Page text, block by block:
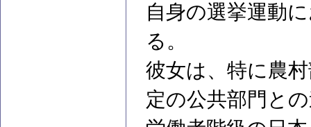
自身の選挙運動
る。
彼女は、特に農
定の公共部門と